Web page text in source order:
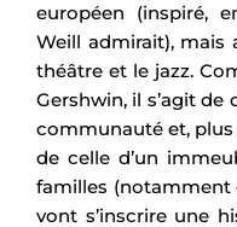
européen (inspiré,
Weill admirait), mais
théâtre et le jazz.
Gershwin, il s’agit de
communauté et, plus
de celle d’un
familles (notamment
vont s’inscrire une